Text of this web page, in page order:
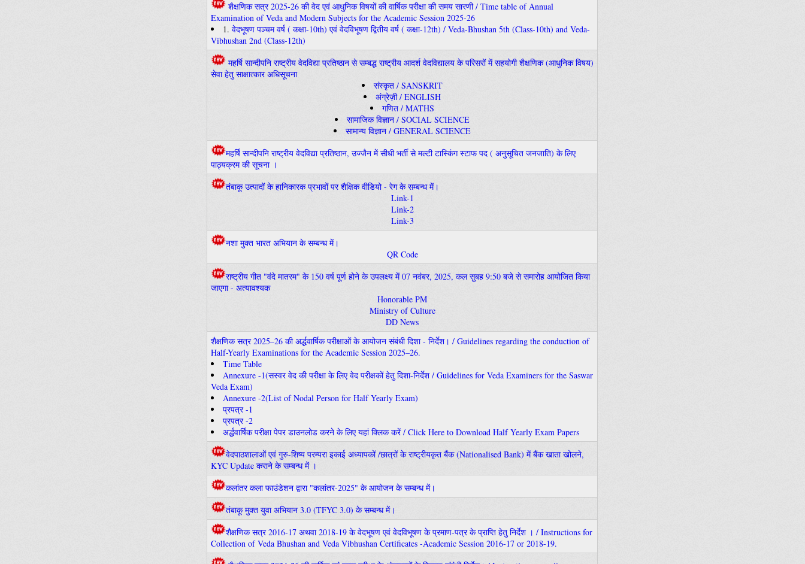
शैक्षणिक सत्र 2025-26 की वेद एवं आधुनिक विषयों की वार्षिक परीक्षा की समय सारणी / Time table of Annual
Examination of Veda and Modern Subjects for the Academic Session 2025-26
1.वेदभूषण पञ्चम वर्ष ( कक्षा-10th) एवं वेदविभूषण द्वितीय वर्ष ( कक्षा-12th) / Veda-Bhushan 5th (Class-10th) and Veda-
Vibhushan 2nd (Class-12th)
महर्षि सान्दीपनि राष्ट्रीय वेदविद्या प्रतिष्ठान से सम्बद्ध राष्ट्रीय आदर्श वेदविद्यालय के परिसरों में सहयोगी शैक्षणिक (आधुनिक विषय)
सेवा हेतु साक्षात्कार अधिसूचना
संस्कृत / SANSKRIT
अंग्रेज़ी / ENGLISH
गणित / MATHS
सामाजिक विज्ञान / SOCIAL SCIENCE
सामान्य विज्ञान / GENERAL SCIENCE
महर्षि सान्दीपनि राष्ट्रीय वेदविद्या प्रतिष्ठान, उज्जैन में सीधी भर्ती से मल्टी टास्किंग स्टाफ पद ( अनुसूचित जनजाति) के लिए
पाठ्यक्रम की सूचना ।
तंबाकू उत्पादों के हानिकारक प्रभावों पर शैक्षिक वीडियो - रेग के सम्बन्ध में।
Link-1
Link-2
Link-3
नशा मुक्त भारत अभियान के सम्बन्ध में।
QR Code
राष्ट्रीय गीत "वंदे मातरम" के 150 वर्ष पूर्ण होने के उपलक्ष्य में 07 नवंबर, 2025, कल सुबह 9:50 बजे से समारोह आयोजित किया
जाएगा - अत्यावश्यक
Honorable PM
Ministry of Culture
DD News
शैक्षणिक सत्र 2025–26 की अर्द्धवार्षिक परीक्षाओं के आयोजन संबंधी दिशा - निर्देश। / Guidelines regarding the conduction of
Half-Yearly Examinations for the Academic Session 2025–26.
Time Table
Annexure -1(सस्वर वेद की परीक्षा के लिए वेद परीक्षकों हेतु दिशा-निर्देश / Guidelines for Veda Examiners for the Saswar
Veda Exam)
Annexure -2(List of Nodal Person for Half Yearly Exam)
प्रपत्र -1
प्रपत्र -2
अर्द्धवार्षिक परीक्षा पेपर डाउनलोड करने के लिए यहां क्लिक करें / Click Here to Download Half Yearly Exam Papers
वेदपाठशालाओं एवं गुरु-शिष्य परम्परा इकाई अध्यापकों /छात्रों के राष्ट्रीयकृत बैंक (Nationalised Bank) में बैंक खाता खोलने,
KYC Update कराने के सम्बन्ध में ।
कलांतर कला फाउंडेशन द्वारा "कलांतर-2025" के आयोजन के सम्बन्ध में।
तंबाकू मुक्त युवा अभियान 3.0 (TFYC 3.0) के सम्बन्ध में।
शैक्षणिक सत्र 2016-17 अथवा 2018-19 के वेदभूषण एवं वेदविभूषण के प्रमाण-पत्र के प्राप्ति हेतु निर्देश । / Instructions for
Collection of Veda Bhushan and Veda Vibhushan Certificates -Academic Session 2016-17 or 2018-19.